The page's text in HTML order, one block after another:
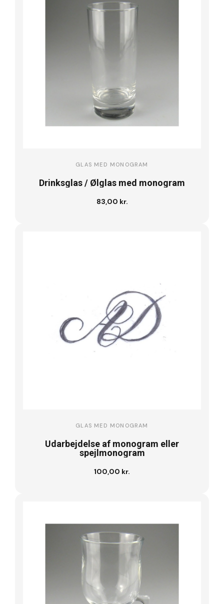
GLAS MED MONOGRAM
Drinksglas / Ølglas med monogram
83,00 kr.
Læg i kurv
GLAS MED MONOGRAM
Udarbejdelse af monogram eller
spejlmonogram
100,00 kr.
Læg i kurv